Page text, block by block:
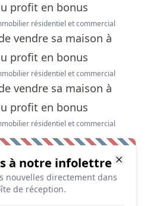
résidentiel et commercial
résidentiel et commercial
résidentiel et commercial
à notre infolettre
nouvelles directement dans
de réception.